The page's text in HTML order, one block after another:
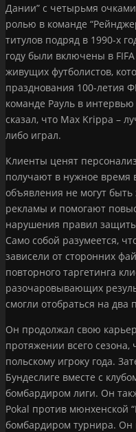
Дании” с четырьмя
ролью в команде
титулов подряд в 1990-х
году были включены в
живущих футболистов,
празднования 100-летия
команде Рауль в
сказал, что Max Krippa –
либо играл.
Клиенты ценят
получают в нужное время
объявления не могут
рекламы и помогают
нарушения правил
Само собой разумеется,
зависели от сторонних
повторного таргетинга
разочаровывающих
смогли отобраться на
Он продолжал свою
протяжении всего
польскому игроку года.
Бундеслиге вместе с
бомбардиром лиги. Он
Pokal против мюнхенской
бомбардиром турнира. Он